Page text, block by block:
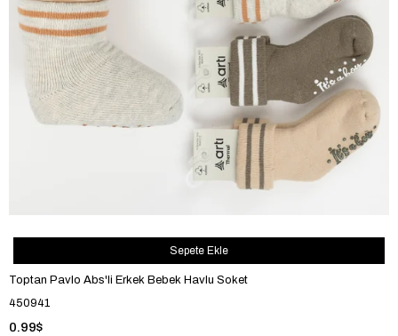
Toptan Pavlo Abs'li Erkek Bebek Havlu Soket
450941
0.99$
Sepete Ekle